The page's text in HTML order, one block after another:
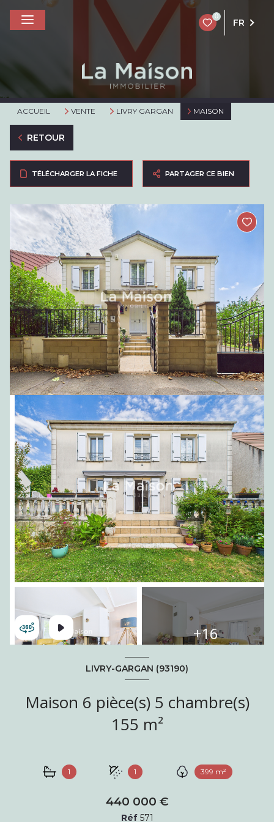
0
FR
ACCUEIL VENTE LIVRY GARGAN MAISON
RETOUR
TÉLÉCHARGER LA FICHE PARTAGER CE BIEN
+16
LIVRY-GARGAN (93190)
Maison 6 pièce(s) 5 chambre(s)
155 m²
1 1 399 m²
440 000 €
Réf 571